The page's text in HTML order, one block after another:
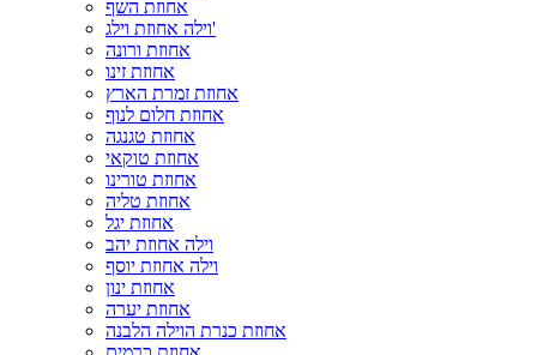
אחוזת השף
וילה אחוזת וילג'
אחוזת ורונה
אחוזת זינו
אחוזת זמרת הארץ
אחוזת חלום לנוף
אחוזת טגנגה
אחוזת טוקאי
אחוזת טורינו
אחוזת טליה
אחוזת יגל
וילה אחוזת יהב
וילה אחוזת יוסף
אחוזת ינון
אחוזת יערה
אחוזת כנרת הוילה הלבנה